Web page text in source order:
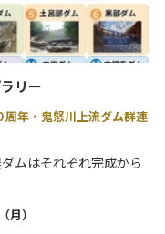
適な半日観光ツアーで
体験に参加できるツア
（月）まで）
リー
年・鬼怒川上流ダム群連
ムはそれぞれ完成から
県土整備部、栃木県企
会社と協力し、
）